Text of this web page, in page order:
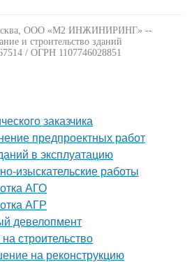
ООО «М2 ИНЖИНИРИНГ» --
и строительство зданий
/ ОГРН 1107746028851
заказчика
предпроектных работ
в эксплуатацию
изыскательские работы
АГО
АГР
девелопмент
строительство
на реконструкцию